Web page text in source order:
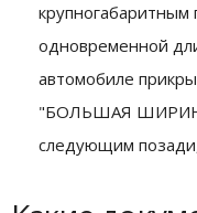
одновременной
автомобиле
"БОЛЬШАЯ
следующим